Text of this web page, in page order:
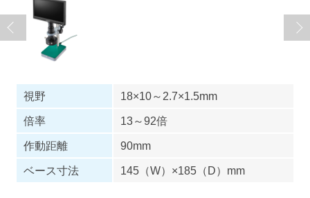
視野
18×10～2.7×1.5mm
倍率
13～92倍
作動距離
90mm
ベース寸法
145（W）×185（D）mm